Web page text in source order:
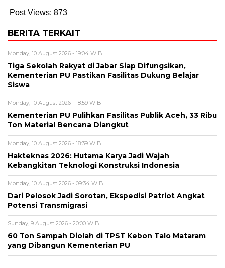
Post Views: 873
BERITA TERKAIT
Monday, 10 August 2026 - 19:04 WIB
Tiga Sekolah Rakyat di Jabar Siap Difungsikan,
Kementerian PU Pastikan Fasilitas Dukung Belajar
Siswa
Monday, 10 August 2026 - 18:59 WIB
Kementerian PU Pulihkan Fasilitas Publik Aceh, 33 Ribu
Ton Material Bencana Diangkut
Monday, 10 August 2026 - 18:39 WIB
Hakteknas 2026: Hutama Karya Jadi Wajah
Kebangkitan Teknologi Konstruksi Indonesia
Monday, 10 August 2026 - 09:34 WIB
Dari Pelosok Jadi Sorotan, Ekspedisi Patriot Angkat
Potensi Transmigrasi
Sunday, 9 August 2026 - 20:00 WIB
60 Ton Sampah Diolah di TPST Kebon Talo Mataram
yang Dibangun Kementerian PU